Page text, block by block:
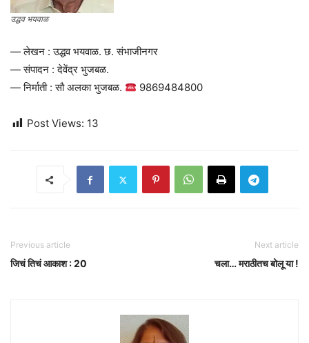
उद्धव भयवाळ
— लेखन : उद्धव भयवाळ. छ. संभाजीनगर
— संपादन : देवेंद्र भुजबळ.
— निर्माती : सौ अलका भुजबळ.
9869484800
Post Views: 13
Previous article
जिचं तिचं आकाश : 20
Next article
चला… मराठीतच बोलू या !